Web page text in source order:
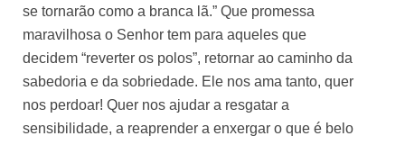
se tornarão como a branca lã.” Que promessa
maravilhosa o Senhor tem para aqueles que
decidem “reverter os polos”, retornar ao caminho da
sabedoria e da sobriedade. Ele nos ama tanto, quer
nos perdoar! Quer nos ajudar a resgatar a
sensibilidade, a reaprender a enxergar o que é belo